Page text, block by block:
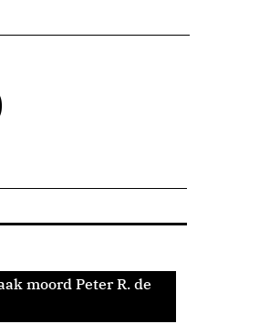
moord Peter R. de